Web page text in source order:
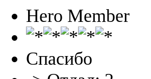
Hero Member
Спасибо